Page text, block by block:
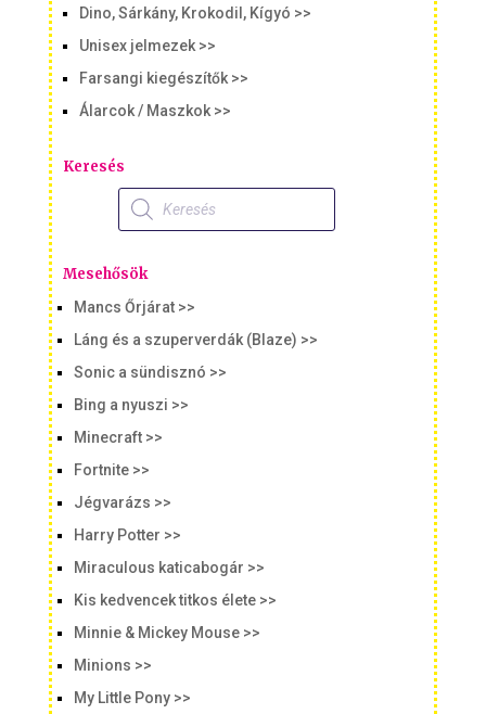
Dino, Sárkány, Krokodil, Kígyó >>
Unisex jelmezek >>
Farsangi kiegészítők >>
Álarcok / Maszkok >>
Keresés
Products
search
Mesehősök
Mancs Őrjárat >>
Láng és a szuperverdák (Blaze) >>
Sonic a sündisznó >>
Bing a nyuszi >>
Minecraft >>
Fortnite >>
Jégvarázs >>
Harry Potter >>
Miraculous katicabogár >>
Kis kedvencek titkos élete >>
Minnie & Mickey Mouse >>
Minions >>
My Little Pony >>